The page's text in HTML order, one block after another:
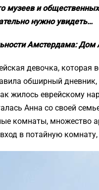
музеев и
нужно увидеть…
Амстердама:
девочка, которая
обширный
жилось еврейскому
Анна со своей
комнаты, множество
в потайную